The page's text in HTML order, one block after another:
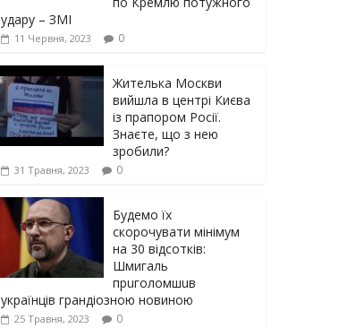
yдарy – ЗМІ
11 Червня, 2023 0
Жителька Москви
вийшла в центрі Києва
із прапором Росії.
Знаєте, що з нею
зробили?
31 Травня, 2023 0
Будемо їх
скорочувати мінімум
на 30 відсотків:
Шмигаль
прuголомшuв
українців грaндіoзнoю новиною
25 Травня, 2023 0